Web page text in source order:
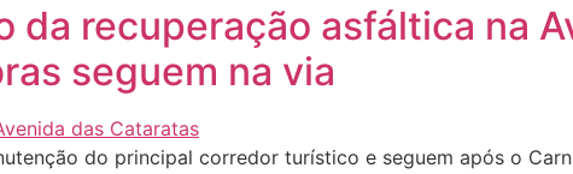
da recuperação asfáltica na
seguem na via
do principal corredor turístico e seguem após o